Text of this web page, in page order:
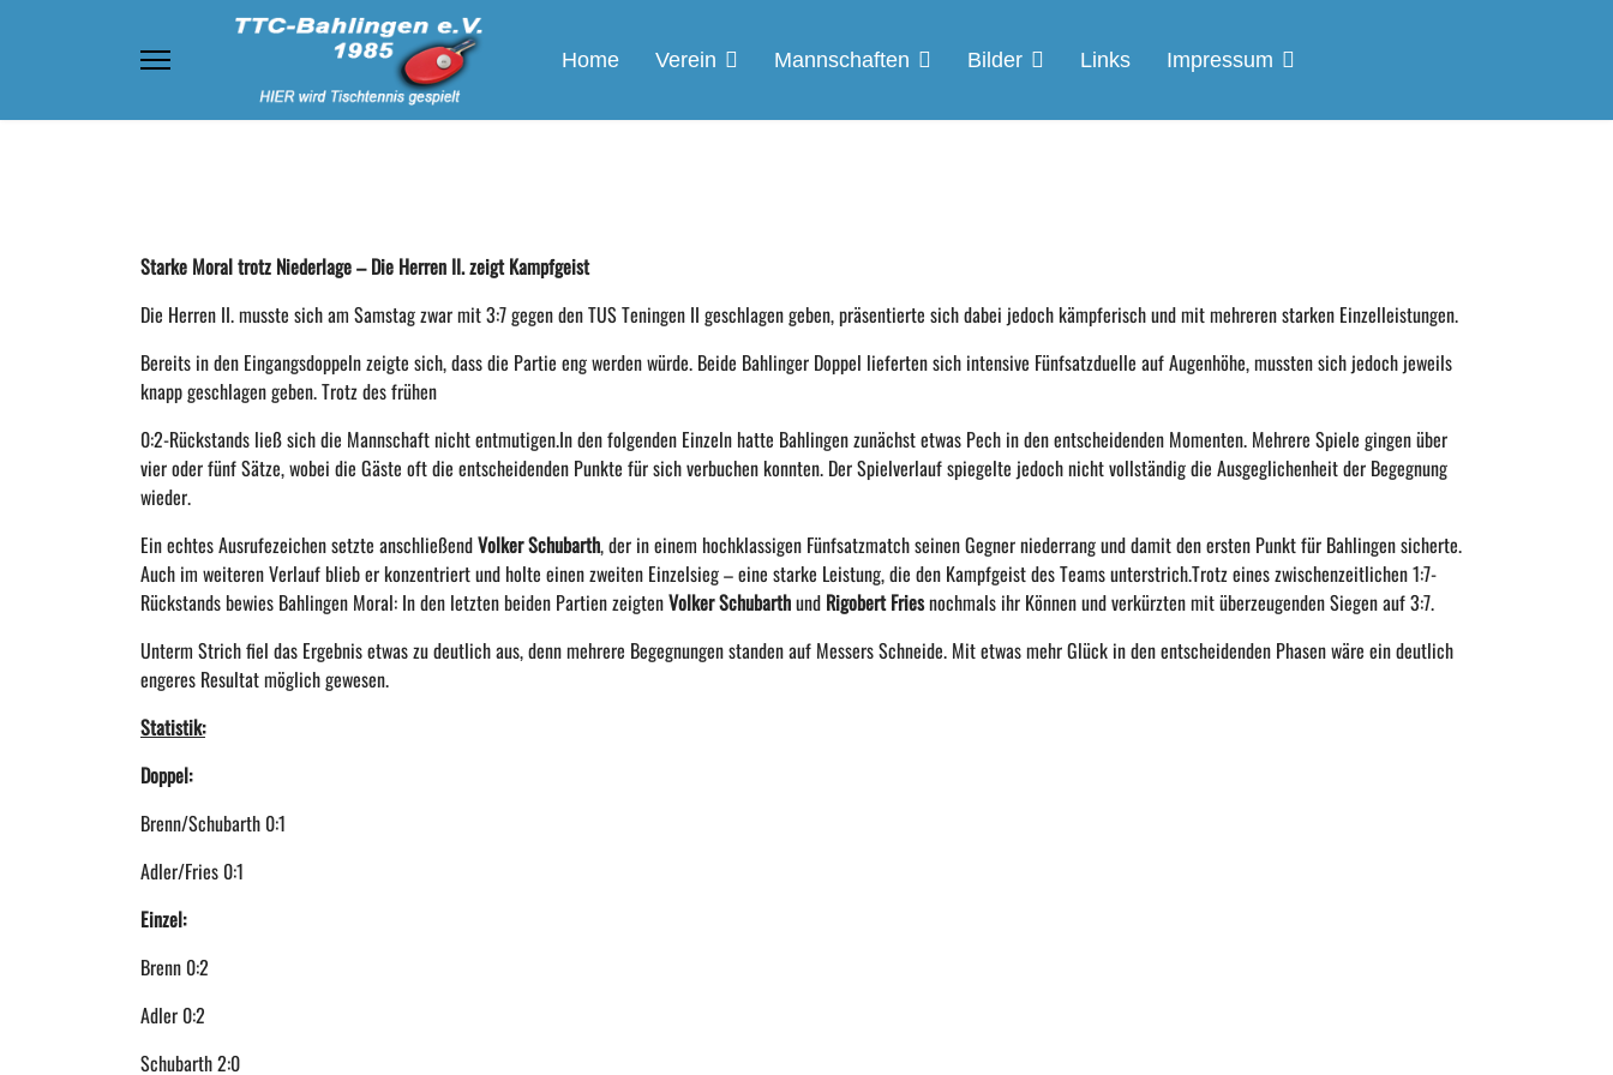
Home Verein Mannschaften Bilder Links Impressum
Starke Moral trotz Niederlage – Die Herren II. zeigt Kampfgeist
Die Herren II. musste sich am Samstag zwar mit 3:7 gegen denTUS Teningen II geschlagen geben, präsentierte sich dabei jedoch kämpferisch und mit mehreren starken Einzelleistungen.
Bereits in den Eingangsdoppeln zeigte sich, dass die Partie eng werden würde. Beide Bahlinger Doppel lieferten sich intensive Fünfsatzduelle auf Augenhöhe, mussten sich jedoch jeweils
knapp geschlagen geben. Trotz des frühen
0:2-Rückstands ließ sich die Mannschaft nicht entmutigen.In den folgenden Einzeln hatte Bahlingen zunächst etwas Pech in denentscheidenden Momenten. Mehrere Spiele gingen über
vier oder fünf Sätze, wobei die Gäste oft die entscheidenden Punkte für sich verbuchen konnten. Der Spielverlauf spiegelte jedoch nicht vollständig die Ausgeglichenheit der Begegnung
wieder.
Ein echtes Ausrufezeichen setzte anschließendVolker Schubarth, der ineinem hochklassigen Fünfsatzmatch seinen Gegner niederrang und damit den ersten Punkt für Bahlingen sicherte.
Auch im weiteren Verlauf blieb erkonzentriert und holte einen zweiten Einzelsieg – eine starke Leistung, die den Kampfgeist des Teams unterstrich.Trotz eines zwischenzeitlichen 1:7-
Rückstands bewies Bahlingen Moral: In den letzten beiden Partien zeigtenVolker Schubarthund Rigobert Friesnochmals ihr Können und verkürzten mit überzeugenden Siegen auf 3:7.
Unterm Strich fiel das Ergebnis etwas zu deutlich aus, denn mehrere Begegnungen standen auf Messers Schneide. Mit etwas mehr Glück in denentscheidenden Phasen wäre ein deutlich
engeres Resultat möglich gewesen.
Statistik:
Doppel:
Brenn/Schubarth 0:1
Adler/Fries 0:1
Einzel:
Brenn 0:2
Adler 0:2
Schubarth 2:0